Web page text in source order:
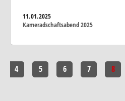
11.01.2025
Kameradschaftsabend 2025
4 5 6 7 8